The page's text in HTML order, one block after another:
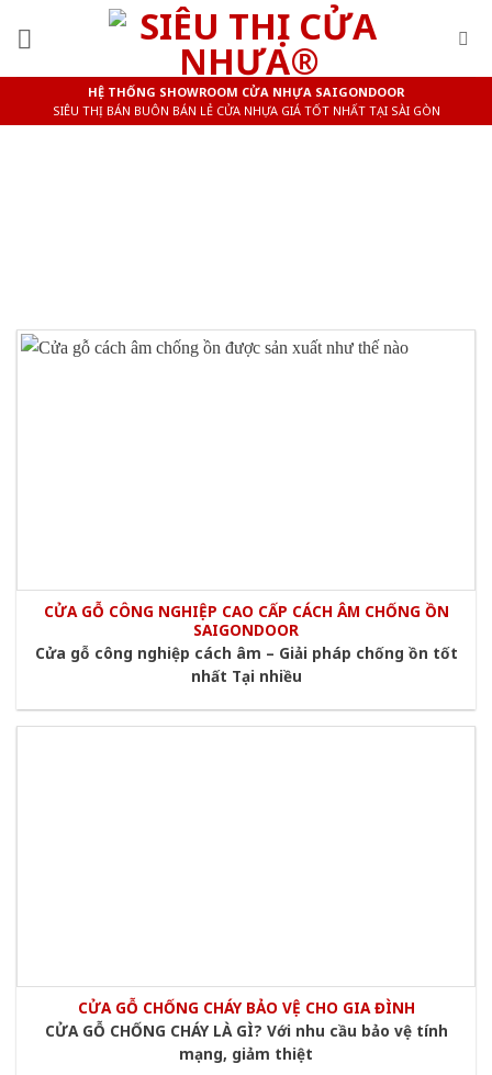
HỆ THỐNG SHOWROOM CỬA NHỰA SAIGONDOOR
SIÊU THỊ BÁN BUÔN BÁN LẺ CỬA NHỰA GIÁ TỐT NHẤT TẠI SÀI GÒN
CỬA GỖ CÔNG NGHIỆP CAO CẤP CÁCH ÂM CHỐNG ỒN
SAIGONDOOR
Cửa gỗ công nghiệp cách âm – Giải pháp chống ồn tốt
nhất Tại nhiều
CỬA GỖ CHỐNG CHÁY BẢO VỆ CHO GIA ĐÌNH
CỬA GỖ CHỐNG CHÁY LÀ GÌ? Với nhu cầu bảo vệ tính
mạng, giảm thiệt